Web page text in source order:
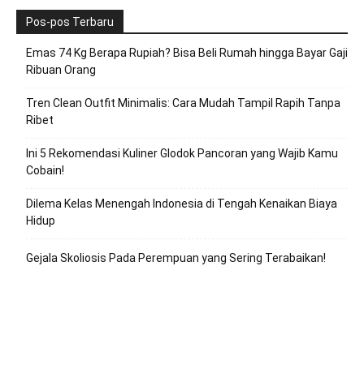
Pos-pos Terbaru
Emas 74 Kg Berapa Rupiah? Bisa Beli Rumah hingga Bayar Gaji
Ribuan Orang
Tren Clean Outfit Minimalis: Cara Mudah Tampil Rapih Tanpa
Ribet
Ini 5 Rekomendasi Kuliner Glodok Pancoran yang Wajib Kamu
Cobain!
Dilema Kelas Menengah Indonesia di Tengah Kenaikan Biaya
Hidup
Gejala Skoliosis Pada Perempuan yang Sering Terabaikan!